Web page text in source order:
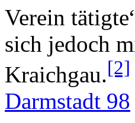
Verein
sich jedoch
Kraichgau.[2]
Darmstadt 98